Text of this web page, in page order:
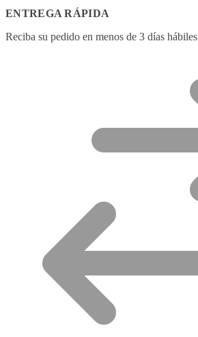
ENTREGA RÁPIDA
Reciba su pedido en menos de 3 días hábiles